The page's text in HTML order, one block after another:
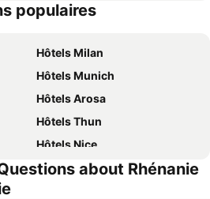
Hôtels Davos
populaires
Hôtels Milan
Hôtels Munich
Hôtels Arosa
Hôtels Thun
Hôtels Nice
Hôtels Copenhague
about Rhénanie